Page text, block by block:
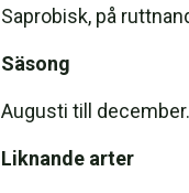
Saprobisk, på
Säsong
Augusti till december.
Liknande arter